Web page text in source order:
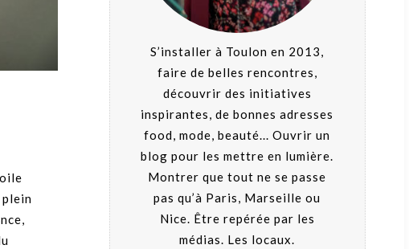
plein
S’installer à Toulon en 2013,
faire de belles rencontres,
découvrir des initiatives
inspirantes, de bonnes adresses
food, mode, beauté... Ouvrir un
blog pour les mettre en lumière.
Montrer que tout ne se passe
pas qu’à Paris, Marseille ou
Nice. Être repérée par les
médias. Les locaux.